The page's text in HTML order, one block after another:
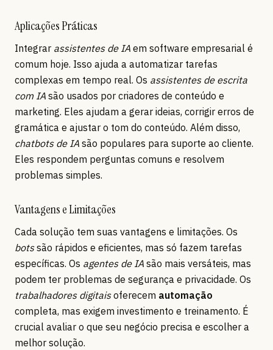
Aplicações Práticas
Integrar assistentes de IA em software empresarial é
comum hoje. Isso ajuda a automatizar tarefas
complexas em tempo real. Os assistentes de escrita
com IA são usados por criadores de conteúdo e
marketing. Eles ajudam a gerar ideias, corrigir erros de
gramática e ajustar o tom do conteúdo. Além disso,
chatbots de IA são populares para suporte ao cliente.
Eles respondem perguntas comuns e resolvem
problemas simples.
Vantagens e Limitações
Cada solução tem suas vantagens e limitações. Os
botssão rápidos e eficientes, mas só fazem tarefas
específicas. Os agentes de IA são mais versáteis, mas
podem ter problemas de segurança e privacidade. Os
trabalhadores digitaisoferecem automação
completa, mas exigem investimento e treinamento. É
crucial avaliar o que seu negócio precisa e escolher a
melhor solução.